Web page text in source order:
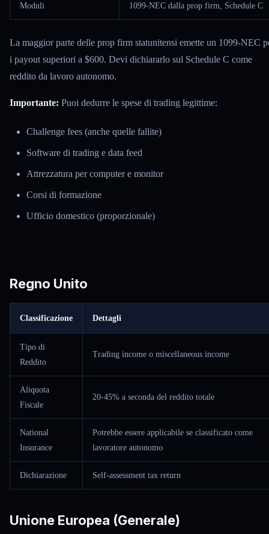
Moduli 1099-NEC dalla prop firm, Schedule C
La maggior parte delle prop firm statunitensi emette un 1099-NEC
i payout superiori a $600. Devi dichiararlo sul Schedule C come
reddito da lavoro autonomo.
Importante: Puoi dedurre le spese di trading legittime:
Challenge fees (anche quelle fallite)
Software di trading e data feed
Attrezzatura per computer e monitor
Corsi di formazione
Ufficio domestico (proporzionale)
Regno Unito
Classificazione Dettagli
Tipo di
Reddito
Trading income o miscellaneous income
Aliquota
Fiscale
20-45% a seconda del reddito totale
National
Insurance
Potrebbe essere applicabile se classificato come
lavoratore autonomo
Dichiarazione Self-assessment tax return
Unione Europea (Generale)